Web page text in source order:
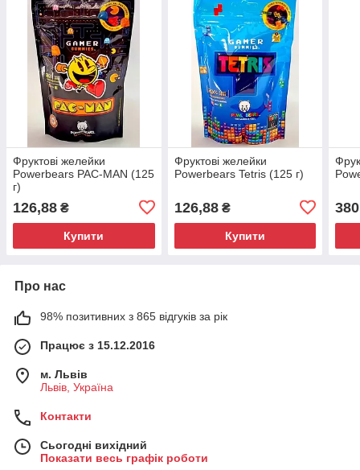
Фруктові желейки
Powerbears PAC-MAN (125
г)
126,88 ₴
Купити
Фруктові желейки
Powerbears Tetris (125 г)
126,88₴
Купити
Про нас
98% позитивних з 865 відгуків за рік
Працює з 15.12.2016
м. Львів
Львів, Україна
Контакти
Сьогодні вихідний
Показати весь графік роботи